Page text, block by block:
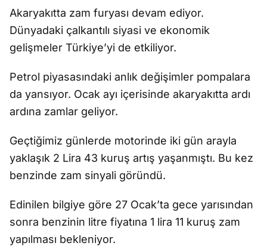
Akaryakıtta zam furyası devam ediyor.
Dünyadaki çalkantılı siyasi ve ekonomik
gelişmeler Türkiye’yi de etkiliyor.
Petrol piyasasındaki anlık değişimler pompalara
da yansıyor. Ocak ayı içerisinde akaryakıtta ardı
ardına zamlar geliyor.
Geçtiğimiz günlerde motorinde iki gün arayla
yaklaşık 2 Lira 43 kuruş artış yaşanmıştı. Bu kez
benzinde zam sinyali göründü.
Edinilen bilgiye göre 27 Ocak’ta gece yarısından
sonra benzinin litre fiyatına 1 lira 11 kuruş zam
yapılması bekleniyor.